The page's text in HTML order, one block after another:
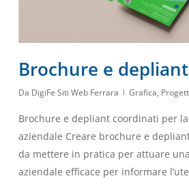
Brochure e
Da DigiFe Siti Web Ferrara Grafica,
Brochure e depliant coordinati per
aziendale Creare brochure e
da mettere in pratica per attuare
aziendale efficace per informare